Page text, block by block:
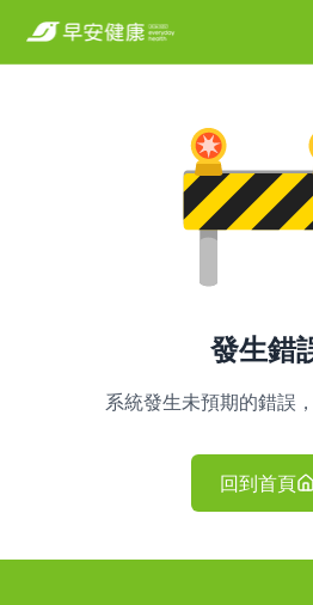
發生錯
系統發生未預期的錯誤
回到首頁